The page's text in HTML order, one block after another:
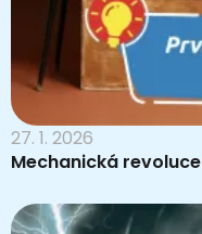
27. 1. 2026
Mechanická revoluce